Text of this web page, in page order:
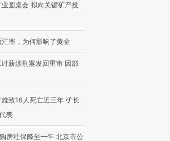
人
米
思的生活方式·第三对
【商旅对话】华住集团
圆桌会 拟向关键矿产投
率，为何影响了黄金
讨薪涉刑案发回重审 因部
致16人死亡近三年 矿长
表
房社保降至一年 北京市公